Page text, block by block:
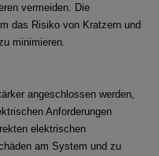
vermeiden. Die
das Risiko von Kratzern und
minimieren.
angeschlossen werden,
Anforderungen
elektrischen
am System und zu